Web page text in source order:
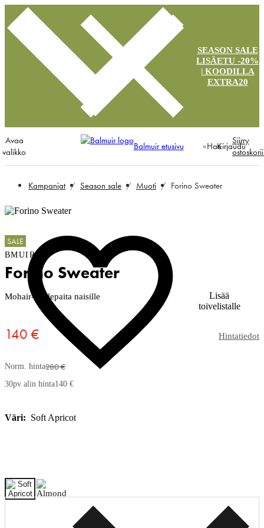
SEASON SALE
LISÄETU -20%
| KOODILLA
EXTRA20
Avaa
valikko
Balmuir etusivu HaeKirjaudu
Siirry
Kampanjat Season sale Muoti Forino Sweater
Lisää
toivelistalle
SALE
BMUIR
Forino Sweater
Mohair-neulepaita naisille
140 € Hintatiedot
Norm. hinta280 €
30pv alin hinta140 €
Väri: Soft Apricot